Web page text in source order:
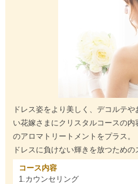
ドレス姿をより美しく、デコルテ
い花嫁さまにクリスタルコースの
のアロマトリートメントをプラス。
ドレスに負けない輝きを放つための
コース内容
1.カウンセリング